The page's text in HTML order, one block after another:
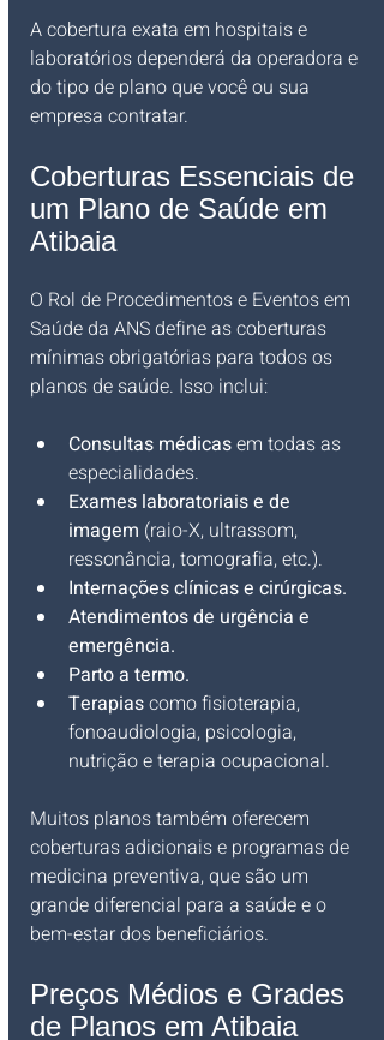
A cobertura exata em hospitais e
laboratórios dependerá da operadora e
do tipo de plano que você ou sua
empresa contratar.
Coberturas Essenciais de
um Plano de Saúde em
Atibaia
O Rol de Procedimentos e Eventos em
Saúde da ANS define as coberturas
mínimas obrigatórias para todos os
planos de saúde. Isso inclui:
Consultas médicas em todas as
especialidades.
Exames laboratoriais e de
imagem (raio-X, ultrassom,
ressonância, tomografia, etc.).
Internações clínicas e cirúrgicas.
Atendimentos de urgência e
emergência.
Parto a termo.
Terapias como fisioterapia,
fonoaudiologia, psicologia,
nutrição e terapia ocupacional.
Muitos planos também oferecem
coberturas adicionais e programas de
medicina preventiva, que são um
grande diferencial para a saúde e o
bem-estar dos beneficiários.
Preços Médios e Grades
de Planos em Atibaia